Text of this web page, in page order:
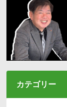
カテゴリー